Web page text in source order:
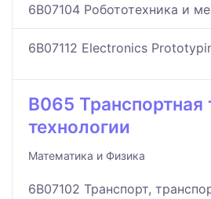
6B07104 Робототехника и
6B07112 Electronics
B065 Транспортная
технологии
Математика и Физика
6B07102 Транспорт,